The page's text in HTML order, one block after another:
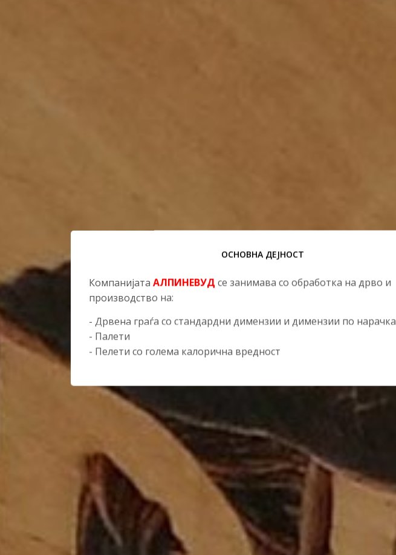
ОСНОВНА ДЕЈНОСТ
Компанијата АЛПИНЕВУД се занимава со обработка на дрво и
производство на:
- Дрвена граѓа со стандардни димензии и димензии по нарачка
- Палети
- Пелети со голема калорична вредност